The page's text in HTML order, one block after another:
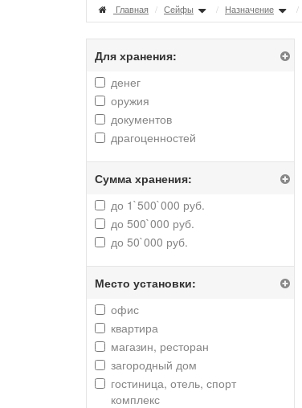
Главная / Сейфы / Назначение /
Для хранения:
денег
оружия
документов
драгоценностей
Сумма хранения:
до 1`500`000 руб.
до 500`000 руб.
до 50`000 руб.
Место установки:
офис
квартира
магазин, ресторан
загородный дом
гостиница, отель, спорт
комплекс